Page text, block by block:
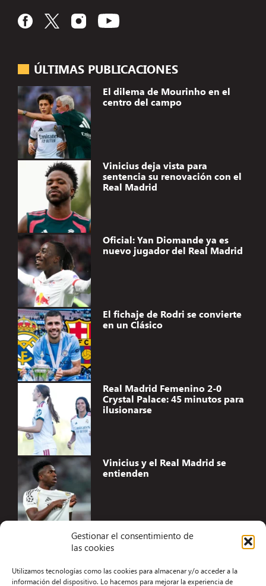
Gestionar el consentimiento de
las cookies
Utilizamos tecnologías como las cookies para almacenar y/o acceder a la
información del dispositivo. Lo hacemos para mejorar la experiencia de
ÚLTIMAS PUBLICACIONES
El dilema de Mourinho en el
centro del campo
Vinicius deja vista para
sentencia su renovación con el
Real Madrid
Oficial: Yan Diomande ya es
nuevo jugador del Real Madrid
El fichaje de Rodri se convierte
en un Clásico
Real Madrid Femenino 2-0
Crystal Palace: 45 minutos para
ilusionarse
Vinicius y el Real Madrid se
entienden
Aviso Legal